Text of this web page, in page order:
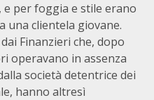
per foggia e stile erano
una clientela giovane.
Finanzieri che, dopo
operavano in assenza
società detentrice dei
hanno altresì